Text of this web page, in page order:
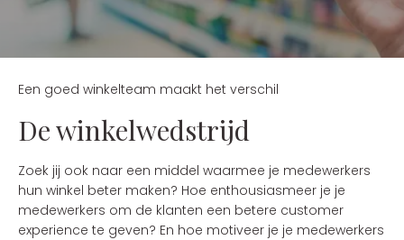
Een goed winkelteam maakt het verschil
De winkelwedstrijd
Zoek jij ook naar een middel waarmee je medewerkers
hun winkel beter maken? Hoe enthousiasmeer je je
medewerkers om de klanten een betere customer
experience te geven? En hoe motiveer je je medewerkers